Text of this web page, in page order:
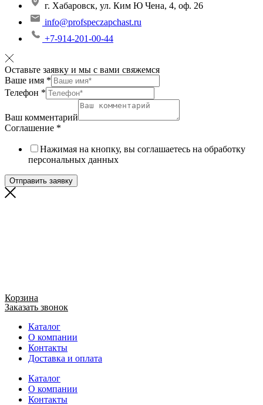
г. Хабаровск, ул. Ким Ю Чена, 4, оф. 26
info@profspeczapchast.ru
+7-914-201-00-44
Оставьте заявку и мы с вами свяжемся
Ваше имя *
Телефон *
Ваш комментарий
Соглашение *
Нажимая на кнопку, вы соглашаетесь на обработку
персональных данных
Отправить заявку
Корзина
Заказать звонок
Каталог
О компании
Контакты
Доставка и оплата
Каталог
О компании
Контакты